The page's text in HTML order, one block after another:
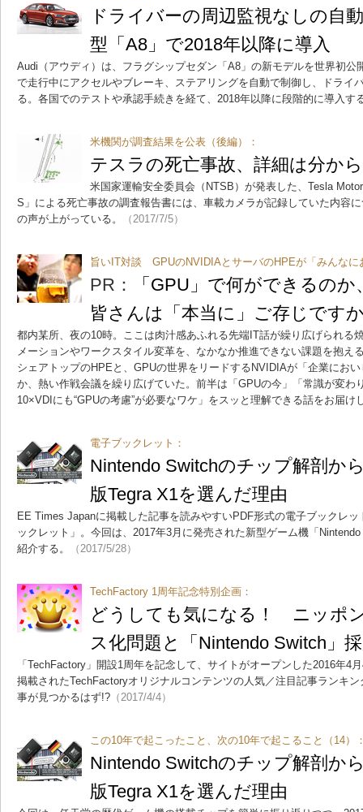
ドライバーの周辺監視なしの自
型「A8」で2018年以降に導入
Audi（アウディ）は、フラグシップセダン「A8」の新モデルを世界初公
で走行中にアクセルやブレーキ、ステアリングを自動で制御し、ドライ
る。各国でのテストや承認手続きを経て、2018年以降に段階的に導入す
米機関が調査結果を公表（後編）：
テスラの死亡事故、詳細は分か
米国家運輸安全委員会（NTSB）が発表した、Tesla
S」による死亡事故の調査報告書には、車載カメラが記録していた内容
の声が上がっている。
（2017/7/5）
旨いIT対談 GPUのNVIDIAとサーバのHPEが「みんなに
PR：
「GPU」で何ができるの
皆さんは「本当に」ご存じです
都内某所、夜の10時。ここは肉汁感あふれる先端IT話が繰り広げられる
メーションやワークスタイル変革を、なかなか推進できない課題を抱え
シェアトップのHPEと、GPUの世界をリードするNVIDIAが「企業にお
か、熱い作戦会議を繰り広げていた。前半は「GPUの今」「常識が変わ
10×VDIにも“GPUの考慮”が必要なワケ」をスッと理解できる話をお届け
電子ブックレット：
Nintendo Switchのチップ解剖か
版Tegra X1を選んだ理由
EE Times Japanに掲載した記事を読みやすいPDF形式の電子ブックレ
ックレット」。今回は、2017年3月に発売された新型ゲーム機「
紹介する。
（2017/5/28）
TechFactory 1周年記念特別企画：
どうしても気になる！ ニッポ
ス化問題と「Nintendo Switch」
「TechFactory」開設1周年を記念して、サイトがオープンした2016年4
掲載されたTechFactoryオリジナルコンテンツの人気／注目記事ランキ
事が見つかるはず!? （2017/4/4）
この10年で起こったこと、次の10年で起こること（14）
Nintendo Switchのチップ解剖か
版Tegra X1を選んだ理由